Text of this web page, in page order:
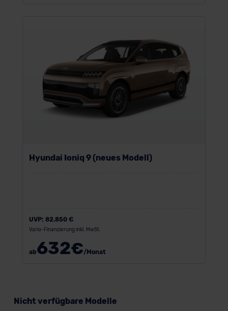
Hyundai Ioniq 9 (neues Modell)
UVP: 82.850 €
Vario-Finanzierung inkl. MwSt.
ab632€/Monat
Nicht verfügbare Modelle